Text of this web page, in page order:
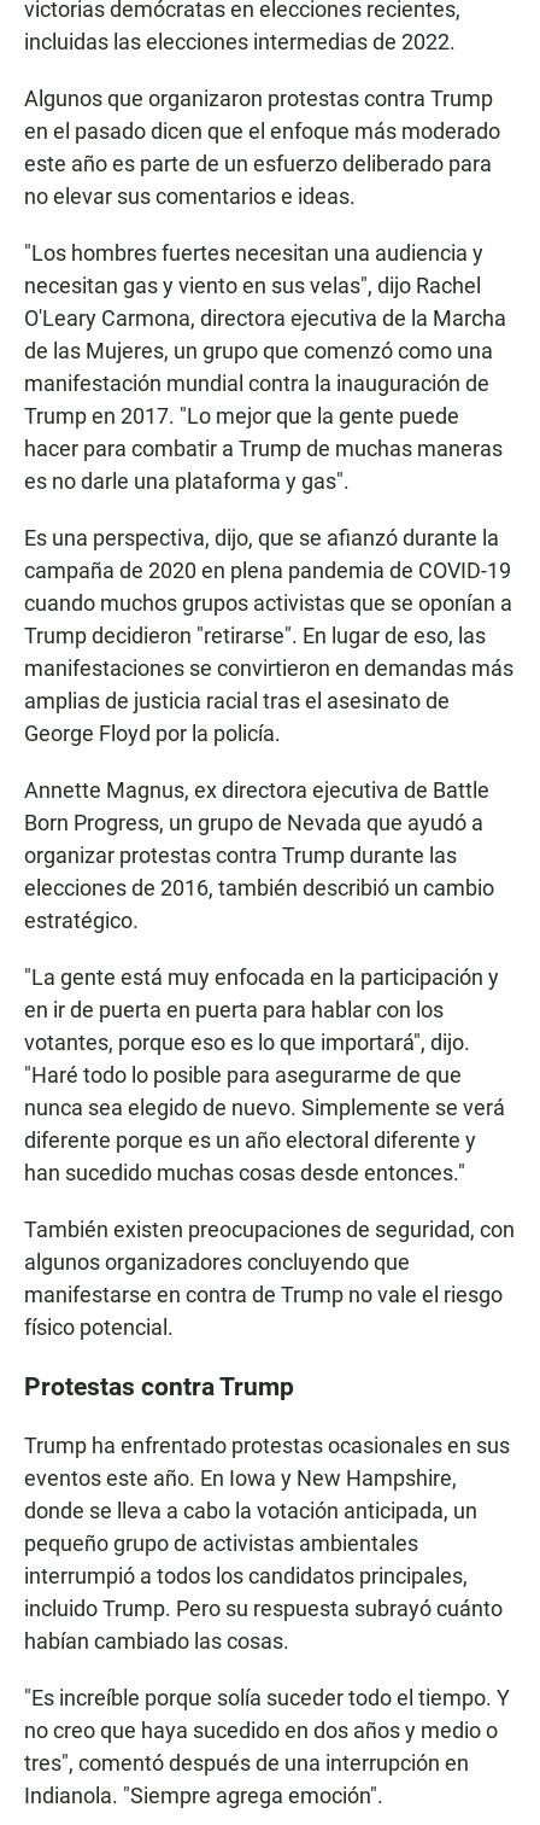
victorias demócratas en elecciones recientes,
incluidas las elecciones intermedias de 2022.
Algunos que organizaron protestas contra Trump
en el pasado dicen que el enfoque más moderado
este año es parte de un esfuerzo deliberado para
no elevar sus comentarios e ideas.
"Los hombres fuertes necesitan una audiencia y
necesitan gas y viento en sus velas", dijo Rachel
O'Leary Carmona, directora ejecutiva de la Marcha
de las Mujeres, un grupo que comenzó como una
manifestación mundial contra la inauguración de
Trump en 2017. "Lo mejor que la gente puede
hacer para combatir a Trump de muchas maneras
es no darle una plataforma y gas".
Es una perspectiva, dijo, que se afianzó durante la
campaña de 2020 en plena pandemia de COVID-19
cuando muchos grupos activistas que se oponían a
Trump decidieron "retirarse". En lugar de eso, las
manifestaciones se convirtieron en demandas más
amplias de justicia racial tras el asesinato de
George Floyd por la policía.
Annette Magnus, ex directora ejecutiva de Battle
Born Progress, un grupo de Nevada que ayudó a
organizar protestas contra Trump durante las
elecciones de 2016, también describió un cambio
estratégico.
"La gente está muy enfocada en la participación y
en ir de puerta en puerta para hablar con los
votantes, porque eso es lo que importará", dijo.
"Haré todo lo posible para asegurarme de que
nunca sea elegido de nuevo. Simplemente se verá
diferente porque es un año electoral diferente y
han sucedido muchas cosas desde entonces."
También existen preocupaciones de seguridad, con
algunos organizadores concluyendo que
manifestarse en contra de Trump no vale el riesgo
físico potencial.
Protestas contra Trump
Trump ha enfrentado protestas ocasionales en sus
eventos este año. En Iowa y New Hampshire,
donde se lleva a cabo la votación anticipada, un
pequeño grupo de activistas ambientales
interrumpió a todos los candidatos principales,
incluido Trump. Pero su respuesta subrayó cuánto
habían cambiado las cosas.
"Es increíble porque solía suceder todo el tiempo. Y
no creo que haya sucedido en dos años y medio o
tres", comentó después de una interrupción en
Indianola. "Siempre agrega emoción".